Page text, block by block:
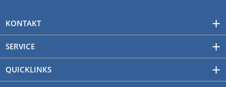
KONTAKT
SERVICE
QUICKLINKS